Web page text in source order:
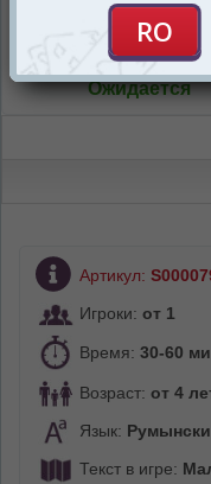
Ожидается
Магазин “Игромания”
Ожидается
Артикул:
Игроки: от 1
Время: 30-60
Возраст: от 4
Язык:
Текст в игре: